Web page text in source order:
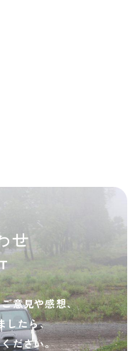
せ
意見や感想、
したら、
ださい。